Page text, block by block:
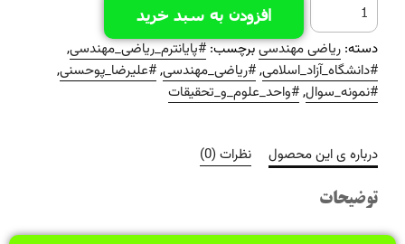
افزودن به سبد خرید
دسته: ریاضی مهندسیبرچسب:#پایانترم_ریاضی_مهندسی,
#دانشگاه_آزاد_اسلامی,#ریاضی_مهندسی,#علیرضا_پوحسنی,
#نمونه_سوال,#واحد_علوم_و_تحقیقات
درباره ی این محصول نظرات (0)
توضیحات